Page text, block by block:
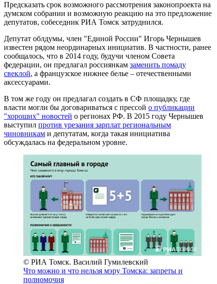
Предсказать срок возможного рассмотрения законопроекта на
думском собрании и возможную реакцию на это предложение
депутатов, собеседник РИА Томск затруднился.
Депутат облдумы, член "Единой России" Игорь Чернышев
известен рядом неординарных инициатив. В частности, ранее
сообщалось, что в 2014 году, будучи членом Совета
федерации, он предлагал россиянкам заменить помаду
свеклой, а французское нижнее белье – отечественными
аксессуарами.
В том же году он предлагал создать в СФ площадку, где
власти могли бы договариваться с прессой о публикации
"хороших" новостей о регионах РФ. В 2015 году Чернышев
выступил против урезания зарплат региональным
чиновникам и депутатам, когда такая инициатива
обсуждалась на федеральном уровне.
© РИА Томск. Василий Гумилевский
Что можно и что нельзя мэру Томска: запреты и
полномочия